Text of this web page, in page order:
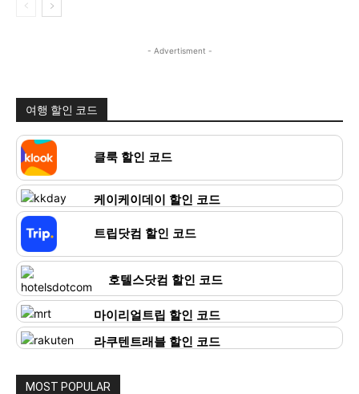
- Advertisment -
여행 할인 코드
클룩 할인 코드
케이케이데이 할인 코드
트립닷컴 할인 코드
호텔스닷컴 할인 코드
마이리얼트립 할인 코드
라쿠텐트래블 할인 코드
MOST POPULAR